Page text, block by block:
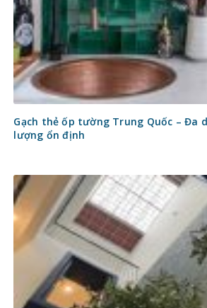
Gạch thẻ ốp tường Trung Quốc – Đa
lượng ổn định